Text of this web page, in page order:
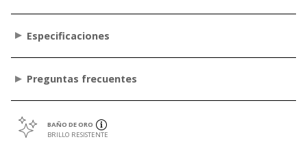
Especificaciones
Preguntas frecuentes
BAÑO DE ORO
BRILLO RESISTENTE